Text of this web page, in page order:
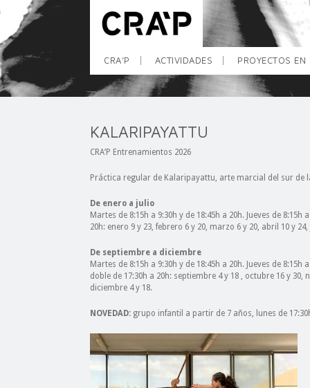
CRA’P ACTIVIDADES PROYECTOS EN
KALARIPAYATTU
CRA’P Entrenamientos 2026
Práctica regular de Kalaripayattu, arte marcial del sur de
De enero a julio
Martes de 8:15h a 9:30h y de 18:45h a 20h. Jueves de 8:15h
20h: enero 9 y 23, febrero 6 y 20, marzo 6 y 20, abril 10 y
De septiembre a diciembre
Martes de 8:15h a 9:30h y de 18:45h a 20h. Jueves de 8:15h
doble de 17:30h a 20h: septiembre 4 y 18 , octubre 16 y
diciembre 4 y 18.
NOVEDAD: grupo infantil a partir de 7 años, lunes de